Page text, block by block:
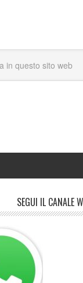
SEGUI IL CANALE